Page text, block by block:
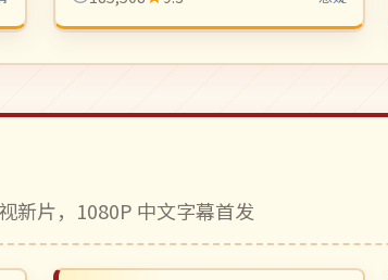
新片，1080P 中文字幕首发
完结